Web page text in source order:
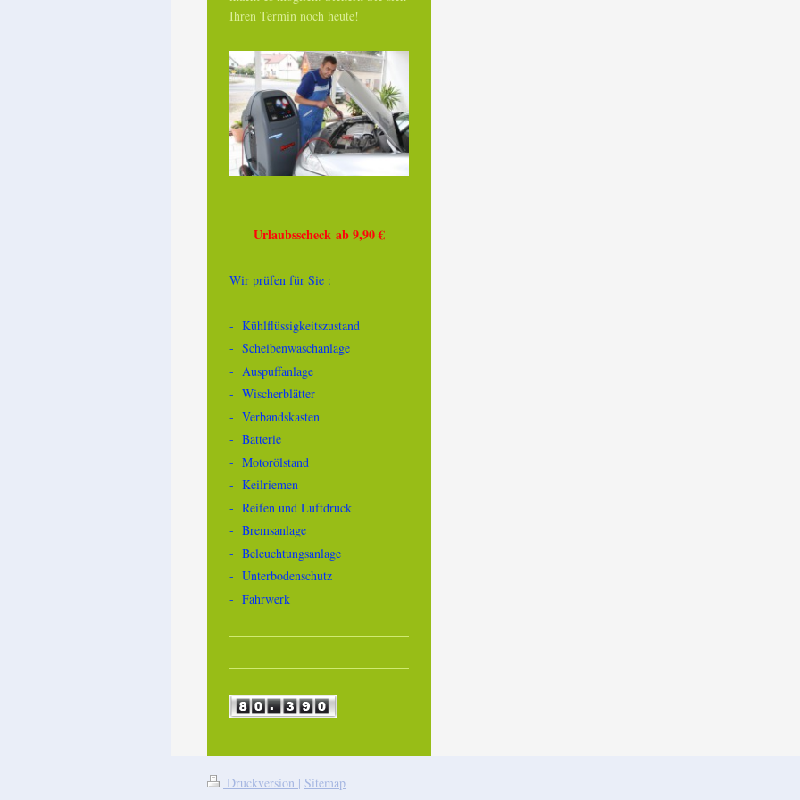
Ihren Termin noch heute!
Urlaubsscheck ab 9,90 €
Wir prüfen für Sie :
- Kühlflüssigkeitszustand
- Scheibenwaschanlage
- Auspuffanlage
- Wischerblätter
- Verbandskasten
- Batterie
- Motorölstand
- Keilriemen
- Reifen und Luftdruck
- Bremsanlage
- Beleuchtungsanlage
- Unterbodenschutz
- Fahrwerk
Druckversion | Sitemap